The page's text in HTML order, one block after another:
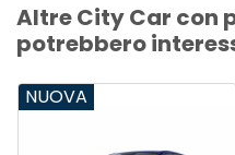
Altre City Car con
potrebbero
NUOVA